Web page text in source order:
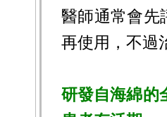
醫師通常會先
再使用，不過
研發自海綿的